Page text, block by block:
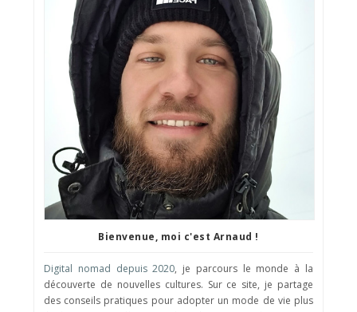
Bienvenue, moi c'est Arnaud !
Digital nomad depuis 2020, je parcours le monde à la
découverte de nouvelles cultures. Sur ce site, je partage
des conseils pratiques pour adopter un mode de vie plus